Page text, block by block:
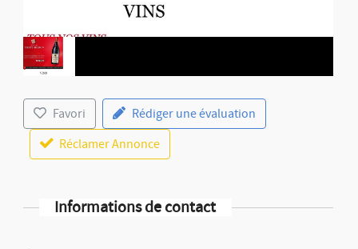
Favori
Rédiger une évaluation
Réclamer Annonce
Informations de contact